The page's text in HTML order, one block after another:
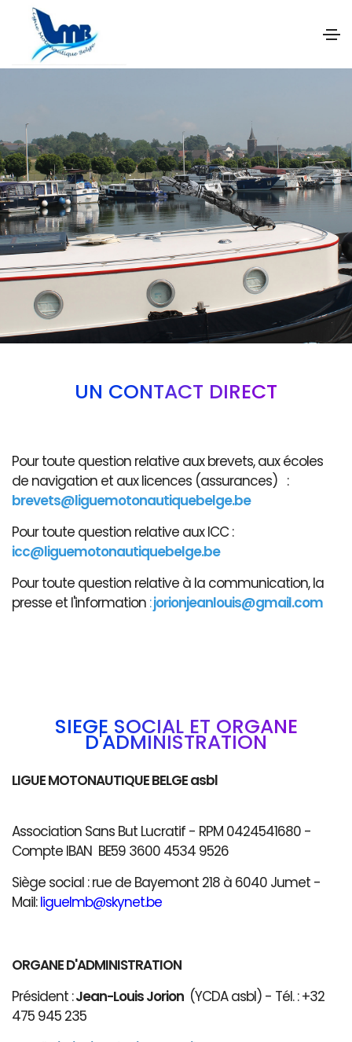
UN CONTACT DIRECT
Pour toute question relative aux brevets, aux écoles
de navigation et aux licences (assurances) :
brevets@liguemotonautiquebelge.be
Pour toute question relative aux ICC :
icc@liguemotonautiquebelge.be
Pour toute question relative à la communication, la
presse et l'information :jorionjeanlouis@gmail.com
SIÈGE SOCIAL ET ORGANE
D'ADMINISTRATION
LIGUE MOTONAUTIQUE BELGE asbl
Association Sans But Lucratif - RPM 0424541680 -
Compte IBAN BE59 3600 4534 9526
Siège social : rue de Bayemont 218 à 6040 Jumet -
Mail:liguelmb@skynet.be
ORGANE D'ADMINISTRATION
Président :Jean-Louis Jorion (YCDA asbl) - Tél. : +32
475 945 235